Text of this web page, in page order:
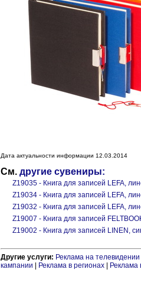
Дата актуальности информации 12.03.2014
См. другие сувениры:
Z19035 - Книга для записей LEFA,
Z19034 - Книга для записей LEFA,
Z19032 - Книга для записей LEFA,
Z19007 - Книга для записей
Z19002 - Книга для записей LINEN,
Другие услуги: Реклама на телевидении
кампании
Реклама в регионах Реклама